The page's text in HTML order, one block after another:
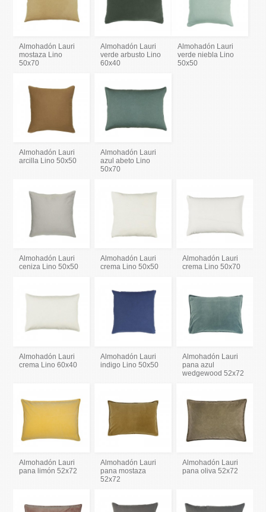
Almohadón Lauri
mostaza Lino
50x70
Almohadón Lauri
verde arbusto Lino
60x40
Almohadón Lauri
verde niebla Lino
50x50
Almohadón Lauri
arcilla Lino 50x50
Almohadón Lauri
azul abeto Lino
50x70
Almohadón Lauri
ceniza Lino 50x50
Almohadón Lauri
crema Lino 50x50
Almohadón Lauri
crema Lino 50x70
Almohadón Lauri
crema Lino 60x40
Almohadón Lauri
indigo Lino 50x50
Almohadón Lauri
pana azul
wedgewood 52x72
Almohadón Lauri
pana limón 52x72
Almohadón Lauri
pana mostaza
52x72
Almohadón Lauri
pana oliva 52x72